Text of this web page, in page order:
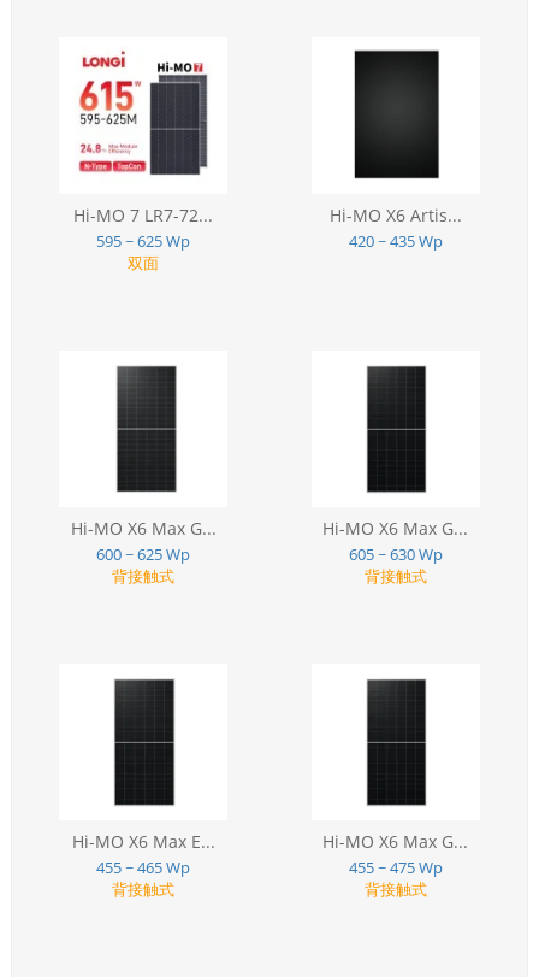
Hi-MO 7 LR7-72...
595 ~ 625 Wp
双面
Hi-MO X6 Artis...
420 ~ 435 Wp
Hi-MO X6 Max G...
600 ~ 625 Wp
背接触式
Hi-MO X6 Max G...
605 ~ 630 Wp
背接触式
Hi-MO X6 Max E...
455 ~ 465 Wp
背接触式
Hi-MO X6 Max G...
455 ~ 475 Wp
背接触式